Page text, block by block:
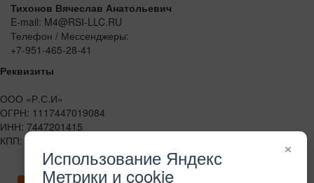
Тихонов Вячеслав Анатольевич
E-mail: M4@RSI-LLC.RU
Телефон / Мессенджеры:
+7-951-465-28-41
Реквизиты
ООО «Р.С.И»
ОГРН: 1117447019084
ИНН: 7447201415
КПП: 744701001
×
Использование Яндекс
Метрики и cookie